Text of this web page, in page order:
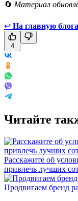
🔄 Материал
↩ На главную блога
4
Читайте
Расскажите об
привлечь лучших
Продвигаем бренд